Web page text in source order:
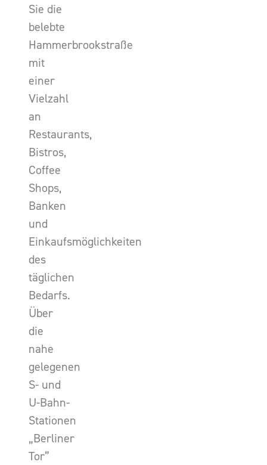
Sie die
belebte
Hammerbrookstraße
mit
einer
Vielzahl
an
Restaurants,
Bistros,
Coffee
Shops,
Banken
und
Einkaufsmöglichkeiten
des
täglichen
Bedarfs.
Über
die
nahe
gelegenen
S- und
U-Bahn-
Stationen
„Berliner
Tor”